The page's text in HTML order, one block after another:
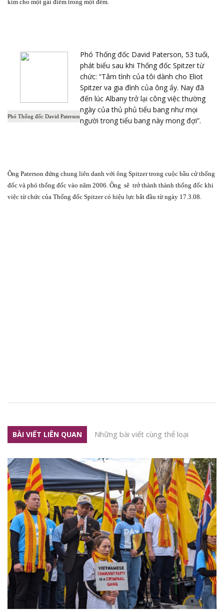
kim cho một gái điếm trong một đêm.
Phó Thống đốc David Paterson
Phó Thống đốc David Paterson, 53 tuổi,
phát biểu sau khi Thống đốc Spitzer từ
chức: “Tâm tình của tôi dành cho Eliot
Spitzer va gia đình của ông ấy. Nay đã
đến lúc Albany trở lại công việc thường
ngày của thủ phủ tiểu bang như mọi
người trong tiểu bang này mong đợi”.
Ông Paterson đứng chung liên danh với ông Spitzer trong cuộc bầu cử thống
đốc và phó thống đốc vào năm 2006. Ông sẽ trở thành thành thống đốc khi
việc từ chức của Thống đốc Spitzer có hiệu lực bắt đầu từ ngày 17.3.08.
BÀI VIẾT LIÊN QUAN Những bài viết cùng thể loại